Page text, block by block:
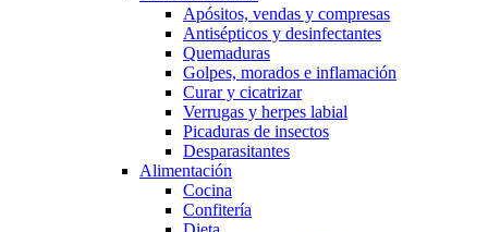
Apósitos, vendas y compresas
Antisépticos y desinfectantes
Quemaduras
Golpes, morados e inflamación
Curar y cicatrizar
Verrugas y herpes labial
Picaduras de insectos
Desparasitantes
Alimentación
Cocina
Confitería